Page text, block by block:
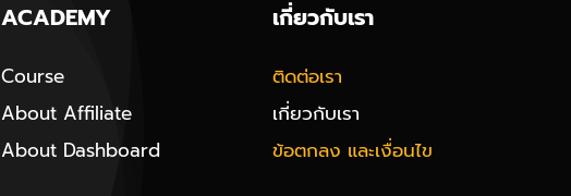
ACADEMY
Course
About Affiliate
About Dashboard
เกี่ยวกับเรา
ติดต่อเรา
เกี่ยวกับเรา
ข้อตกลง และเงื่อนไข